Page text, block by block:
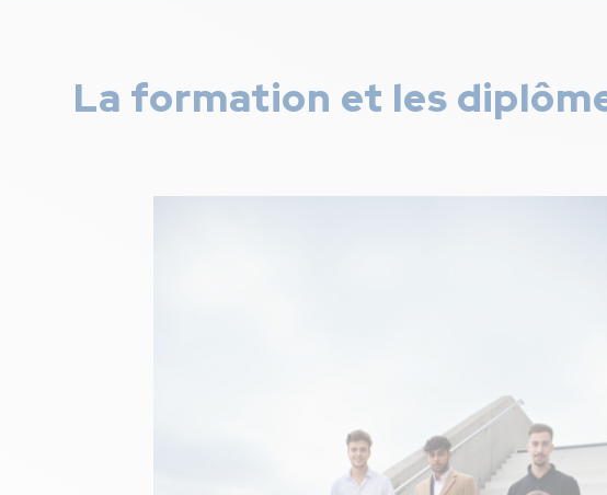
La formation et les